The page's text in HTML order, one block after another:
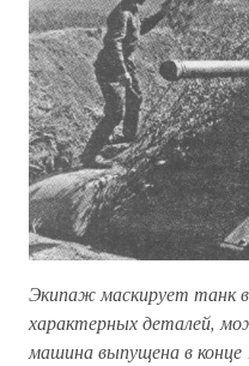
Экипаж маскирует танк в
характерных деталей,
машина выпущена в конце